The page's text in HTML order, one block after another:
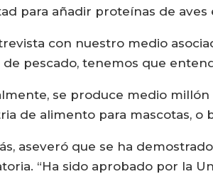
para añadir proteínas de aves
con nuestro medio
de pescado, tenemos que
se produce medio
de alimento para mascotas, o
aseveró que se ha
“Ha sido aprobado por la